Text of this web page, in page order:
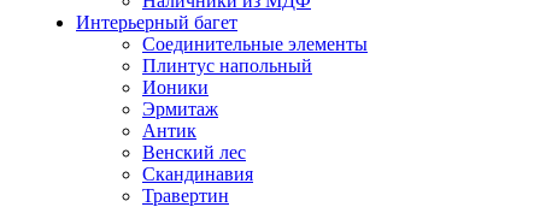
Интерьерный багет
Соединительные элементы
Плинтус напольный
Ионики
Эрмитаж
Антик
Венский лес
Скандинавия
Травертин